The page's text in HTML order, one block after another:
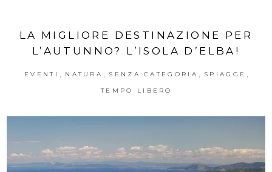
LA MIGLIORE DESTINAZIONE PER
L’AUTUNNO? L’ISOLA D’ELBA!
EVENTI NATURA SENZA CATEGORIA SPIAGGE
TEMPO LIBERO